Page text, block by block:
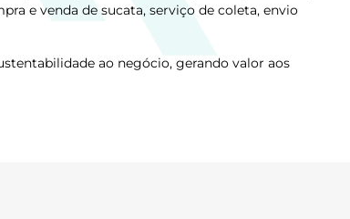
e venda de sucata, serviço de coleta, envio
ao negócio, gerando valor aos